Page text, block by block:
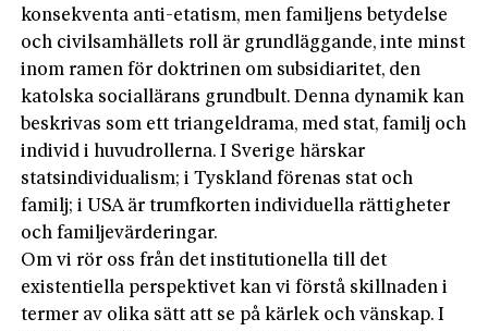
konsekventa anti-etatism, men familjens betydelse
och civilsamhällets roll är grundläggande, inte minst
inom ramen för doktrinen om subsidiaritet, den
katolska sociallärans grundbult. Denna dynamik kan
beskrivas som ett triangeldrama, med stat, familj och
individ i huvudrollerna. I Sverige härskar
statsindividualism; i Tyskland förenas stat och
familj; i USA är trumfkorten individuella rättigheter
och familjevärderingar.
Om vi rör oss från det institutionella till det
existentiella perspektivet kan vi förstå skillnaden i
termer av olika sätt att se på kärlek och vänskap. I